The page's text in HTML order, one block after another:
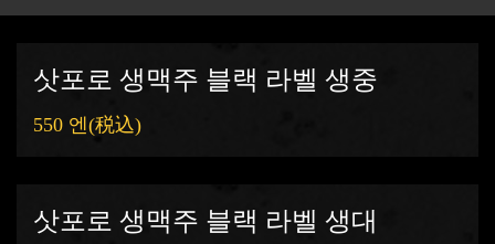
삿포로 생맥주 블랙 라벨 생중
550 엔(税込)
삿포로 생맥주 블랙 라벨 생대